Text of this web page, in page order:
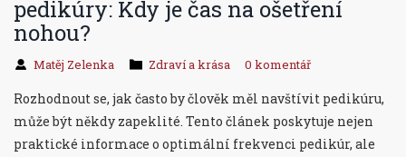
pedikúry: Kdy je čas na ošetření
nohou?
Matěj Zelenka Zdraví a krása 0 komentář
Rozhodnout se, jak často by člověk měl navštívit pedikúru,
může být někdy zapeklité. Tento článek poskytuje nejen
praktické informace o optimální frekvenci pedikúr, ale